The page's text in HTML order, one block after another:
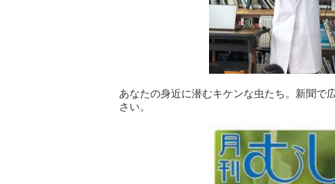
あなたの身近に潜むキケンな虫たち。新聞で
さい。